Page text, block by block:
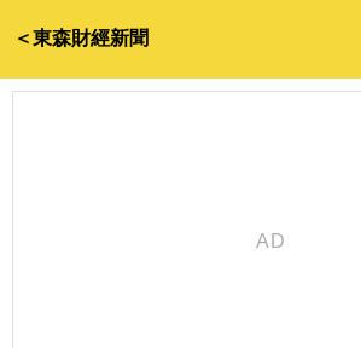
＜東森財經新聞